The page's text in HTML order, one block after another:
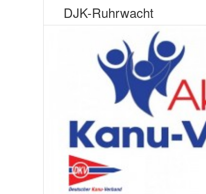
DJK-Ruhrwacht